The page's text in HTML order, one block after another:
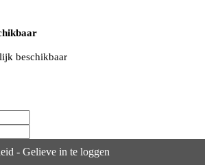
beschikbaar
- Gelieve in te loggen